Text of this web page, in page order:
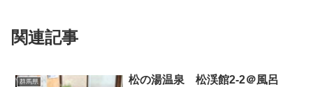
関連記事
群馬県 松の湯温泉 松渓館2-2＠風呂